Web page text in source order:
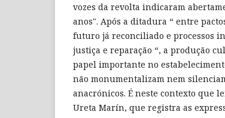
vozes da revolta indicaram
anos". Após a ditadura “ entre
futuro já reconciliado e processos
justiça e reparação “, a produção
papel importante no
não monumentalizam nem
anacrónicos. É neste contexto que
Ureta Marín, que registra as